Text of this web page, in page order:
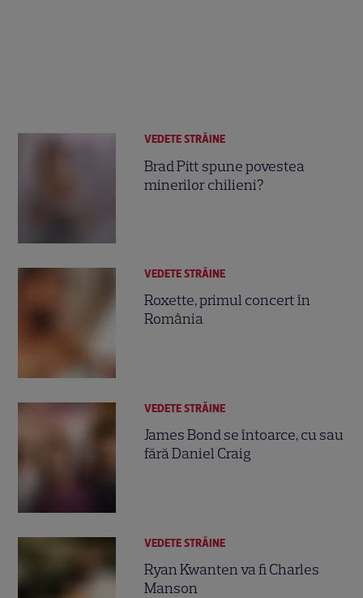
VEDETE STRĂINE
Brad Pitt spune povestea
minerilor chilieni?
VEDETE STRĂINE
Roxette, primul concert în
România
VEDETE STRĂINE
James Bond se întoarce, cu sau
fără Daniel Craig
VEDETE STRĂINE
Ryan Kwanten va fi Charles
Manson